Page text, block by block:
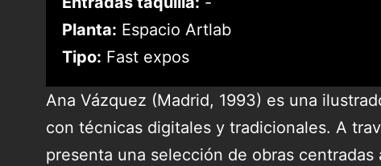
Planta: Espacio Artlab
Tipo: Fast expos
Ana Vázquez (Madrid, 1993) es una
con técnicas digitales y tradicionales. A
presenta una selección de obras